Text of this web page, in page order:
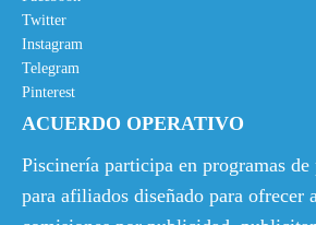
Twitter
Instagram
Telegram
Pinterest
ACUERDO OPERATIVO
Piscinería participa en programas
para afiliados diseñado para ofrecer